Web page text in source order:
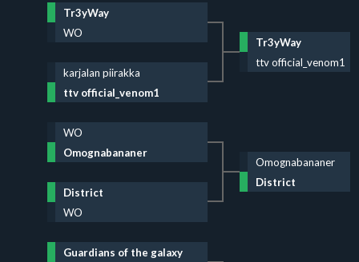
Tr3yWay
WO
karjalan piirakka
ttv official_venom1
WO
Omognabananer
District
WO
Guardians of the galaxy
Tr3yWay
ttv official_venom1
Omognabananer
District